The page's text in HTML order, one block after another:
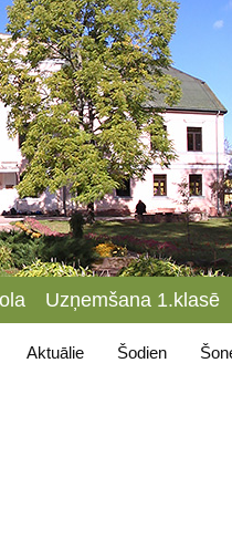
Uzņemšana 1.klasē
Aktuālie Šodien